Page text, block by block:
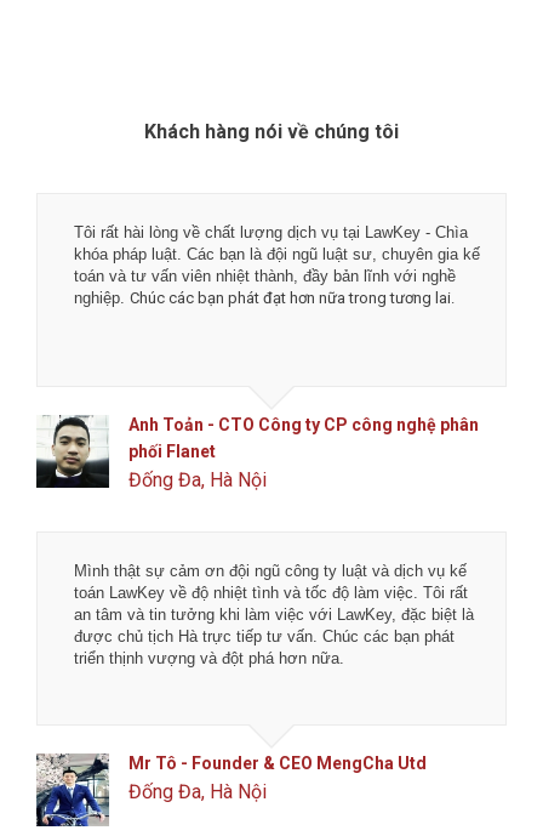
Khách hàng nói về chúng tôi
Tôi rất hài lòng về chất lượng dịch vụ tại LawKey - Chìa
khóa pháp luật. Các bạn là đội ngũ luật sư, chuyên gia kế
toán và tư vấn viên nhiệt thành, đầy bản lĩnh với nghề
nghiệp.Chúc các bạn phát đạt hơn nữa trong tương lai.
Anh Toản - CTO Công ty CP công nghệ phân
phối Flanet
Đống Đa, Hà Nội
Mình thật sự cảm ơn đội ngũ công ty luật và dịch vụ kế
toán LawKey về độ nhiệt tình và tốc độ làm việc. Tôi rất
an tâm và tin tưởng khi làm việc với LawKey, đặc biệt là
được chủ tịch Hà trực tiếp tư vấn. Chúc các bạn phát
triển thịnh vượng và đột phá hơn nữa.
Mr Tô - Founder & CEO MengCha Utd
Đống Đa, Hà Nội